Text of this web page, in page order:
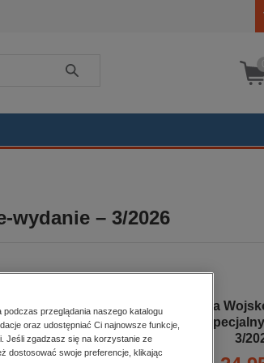
Szukaj
wydanie – 3/2026
format:
Dostęp online PDF
Technika
Numer
3/
przeglądania naszego katalogu
oraz udostępniać Ci najnowsze funkcje,
Jeśli zgadzasz się na korzystanie ze
dostosować swoje preferencje, klikając